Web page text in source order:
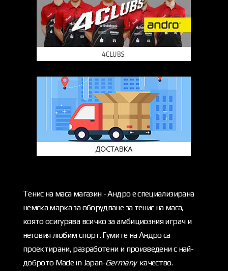
Тенис на маса магазин - Андро е специализирана
немска марка за оборудване за тенис на маса,
която осигурява всичко за амбициозния играч и
неговия любим спорт. Гумите на Андро са
проектирани, разработени и произведени с най-
доброто Made in Japan-Germanyкачество.